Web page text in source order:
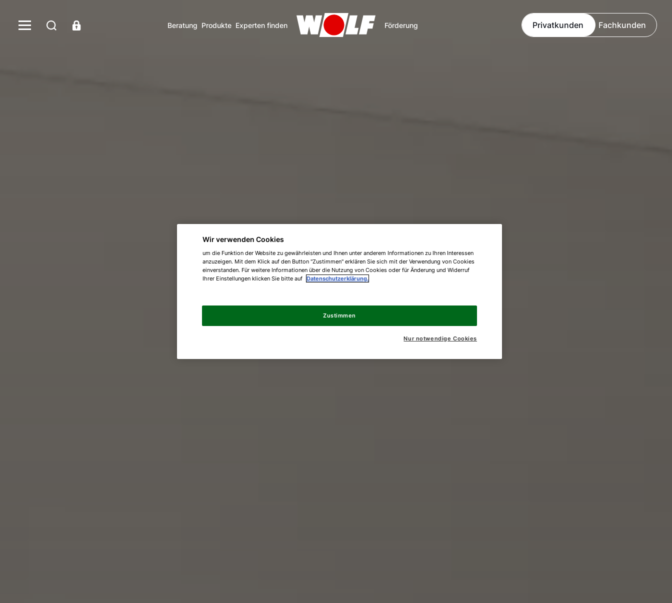
Beratung Produkte Experten finden Förderung Privatkunden Fachkunden
Wir verwenden Cookies
um die Funktion der Website zu gewährleisten und Ihnen unter anderem Informationen zu Ihren Interessen
anzuzeigen. Mit dem Klick auf den Button "Zustimmen" erklären Sie sich mit der Verwendung von Cookies
einverstanden. Für weitere Informationen über die Nutzung von Cookies oder für Änderung und Widerruf
Ihrer Einstellungen klicken Sie bitte auf Datenschutzerklärung.
Nur notwendige Cookies
Zustimmen